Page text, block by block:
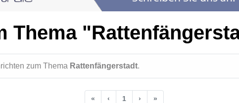
Thema
zum Thema Rattenfängerstadt.
« ‹ 1 › »